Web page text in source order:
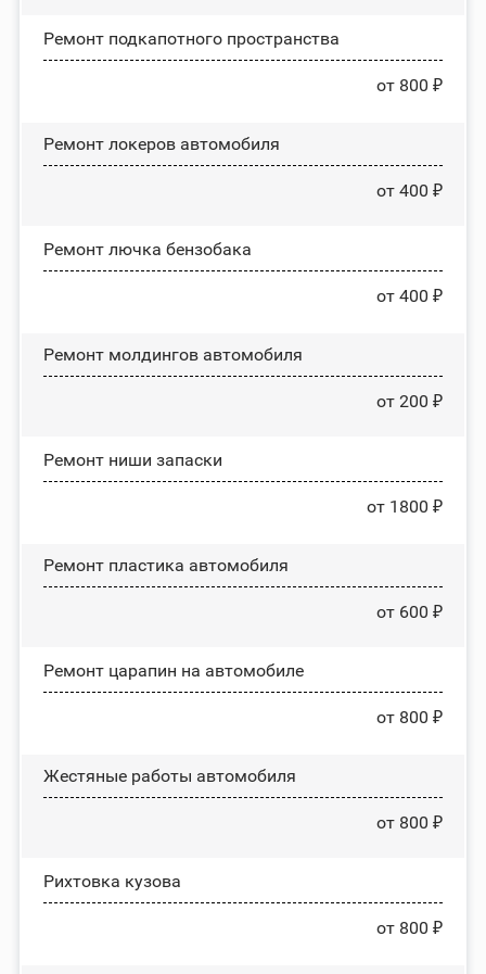
Ремонт подкапотного пространства
от 800 ₽
Ремонт лoĸepoв автомобиля
от 400 ₽
Ремонт лючка бензобака
от 400 ₽
Ремонт молдингов автомобиля
от 200 ₽
Ремонт ниши запаски
от 1800 ₽
Ремонт пластика автомобиля
от 600 ₽
Ремонт царапин на автомобиле
от 800 ₽
Жестяные работы автомобиля
от 800 ₽
Рихтовка кузова
от 800 ₽